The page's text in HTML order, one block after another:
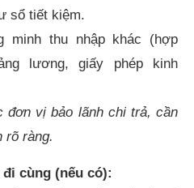
sổ tiết kiệm.
minh thu nhập khác (hợp
lương, giấy phép kinh
đơn vị bảo lãnh chi trả, cần
rõ ràng.
cùng (nếu có):